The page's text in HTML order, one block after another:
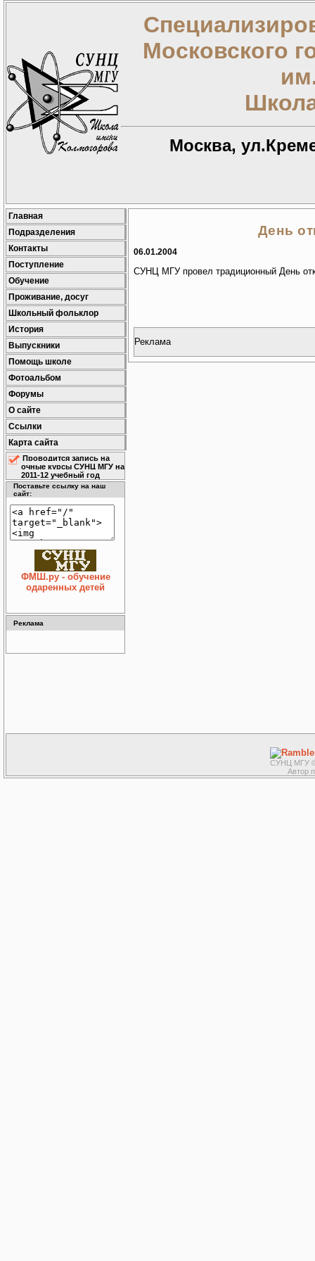
Московского
Москва,
Главная
Подразделения
Контакты
Поступление
Обучение
Проживание, досуг
Школьный фольклор
История
Выпускники
Помощь школе
Фотоальбом
Форумы
О сайте
Ссылки
Карта сайта
Проводится запись на
очные курсы СУНЦ МГУ на
2011-12 учебный год
Поставьте ссылку на наш
сайт:
ФМШ.ру - обучение
одаренных детей
Реклама
День
06.01.2004
СУНЦ МГУ провел традиционный День
Реклама
СУНЦ МГУ ©
Автор